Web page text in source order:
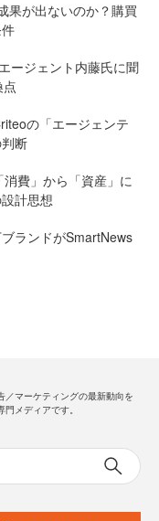
果が出ないのか？購買
ージェント内藤氏に聞
の「エージェンテ
断
費」から「資産」に
計思想
ランドがSmartNews
／マーケティングの最新動向を
メディアです。